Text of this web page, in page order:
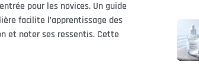
pour les novices. Un guide
facilite l’apprentissage des
et noter ses ressentis. Cette